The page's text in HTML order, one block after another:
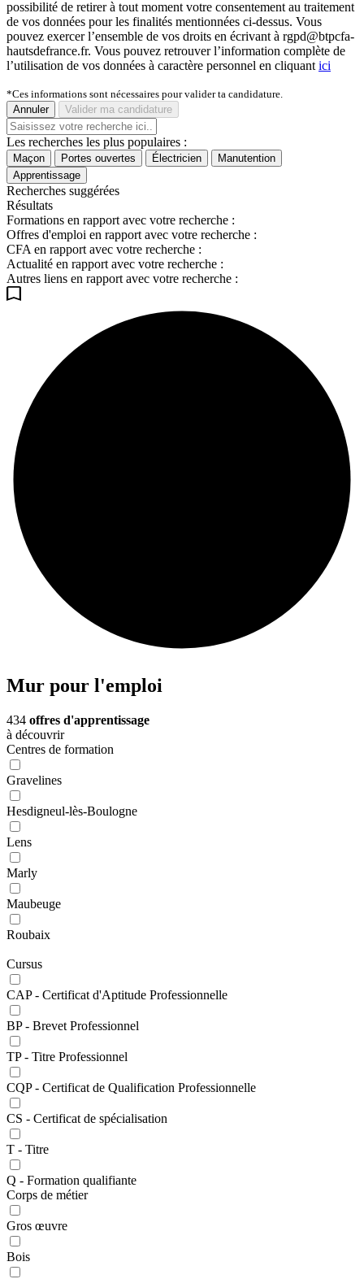
possibilité de retirer à tout moment votre consentement au traitement
de vos données pour les finalités mentionnées ci-dessus. Vous
pouvez exercer l’ensemble de vos droits en écrivant à rgpd@btpcfa-
hautsdefrance.fr. Vous pouvez retrouver l’information complète de
l’utilisation de vos données à caractère personnel en cliquant ici
*Ces informations sont nécessaires pour valider ta candidature.
Annuler
Valider ma candidature
Les recherches les plus populaires :
Maçon Portes ouvertes Électricien
Manutention
Apprentissage
Recherches suggérées
Résultats
Formations en rapport avec votre recherche :
Offres d'emploi en rapport avec votre recherche :
CFA en rapport avec votre recherche :
Actualité en rapport avec votre recherche :
Autres liens en rapport avec votre recherche :
Mur pour l'emploi
434 offres d'apprentissage
à découvrir
Centres de formation
Gravelines
Hesdigneul-lès-Boulogne
Lens
Marly
Maubeuge
Roubaix
Cursus
CAP - Certificat d'Aptitude Professionnelle
BP - Brevet Professionnel
TP - Titre Professionnel
CQP - Certificat de Qualification Professionnelle
CS - Certificat de spécialisation
T - Titre
Q - Formation qualifiante
Corps de métier
Gros œuvre
Bois